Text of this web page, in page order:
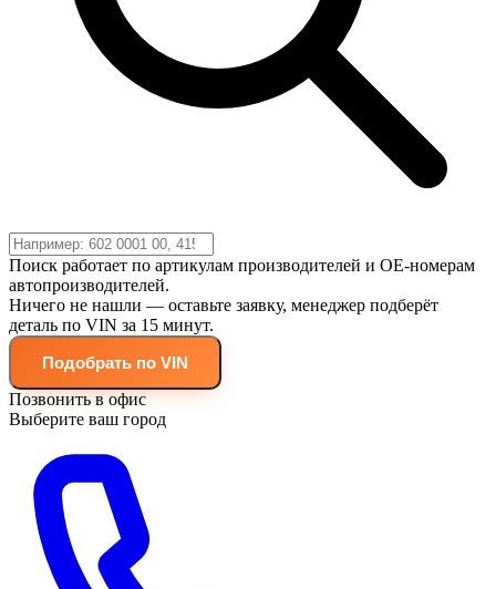
Поиск работает по артикулам производителей и OE-номерам
автопроизводителей.
Ничего не нашли — оставьте заявку, менеджер подберёт
деталь по VIN за 15 минут.
Подобрать по VIN
Позвонить в офис
Выберите ваш город